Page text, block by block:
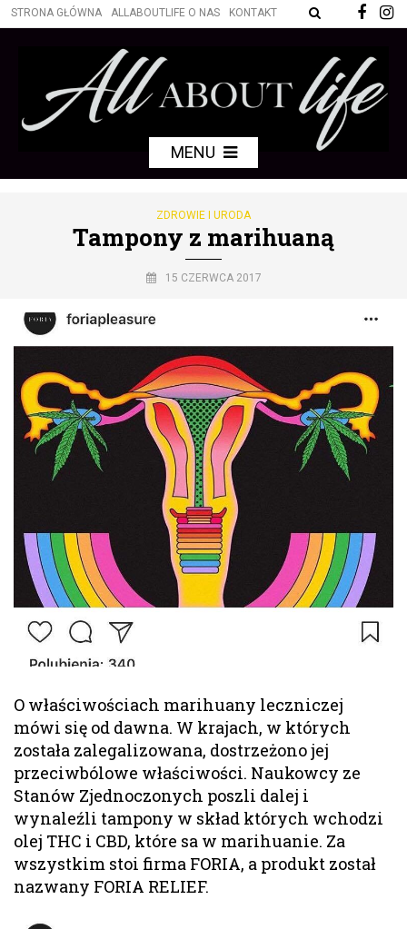
STRONA GŁÓWNA ALLABOUTLIFE O NAS KONTAKT
MENU
ZDROWIE I URODA
Tampony z marihuaną
15 CZERWCA 2017
O właściwościach marihuany leczniczej
mówi się od dawna. W krajach, w których
została zalegalizowana, dostrzeżono jej
przeciwbólowe właściwości. Naukowcy ze
Stanów Zjednoczonych poszli dalej i
wynaleźli tampony w skład których wchodzi
olej THC i CBD, które sa w marihuanie. Za
wszystkim stoi firma FORIA, a produkt został
nazwany FORIA RELIEF.